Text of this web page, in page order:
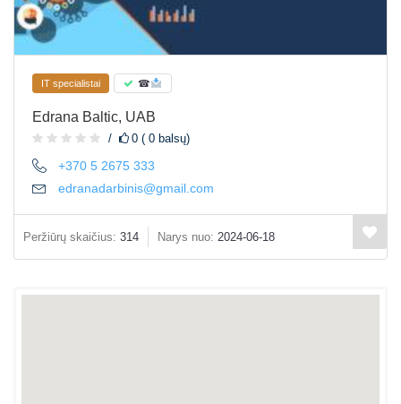
IT specialistai ☎
Edrana Baltic, UAB
0 ( 0 balsų)
+370 5 2675 333
edranadarbinis@gmail.com
Peržiūrų skaičius: 314 Narys nuo: 2024-06-18